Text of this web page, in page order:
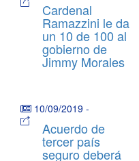
Cardenal
Ramazzini le da
un 10 de 100 al
gobierno de
Jimmy Morales
10/09/2019 -
Acuerdo de
tercer país
seguro deberá